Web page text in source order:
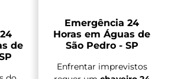
de
Emergência 24
Horas em Águas de
São Pedro - SP
Enfrentar imprevistos